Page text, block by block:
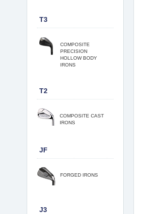
T3
COMPOSITE
PRECISION
HOLLOW BODY
IRONS
T2
COMPOSITE CAST
IRONS
JF
FORGED IRONS
J3